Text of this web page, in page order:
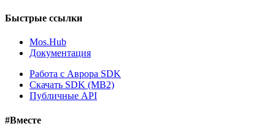
Быстрые ссылки
Mos.Hub
Документация
Работа с Аврора SDK
Скачать SDK (MB2)
Публичные API
#Вместе